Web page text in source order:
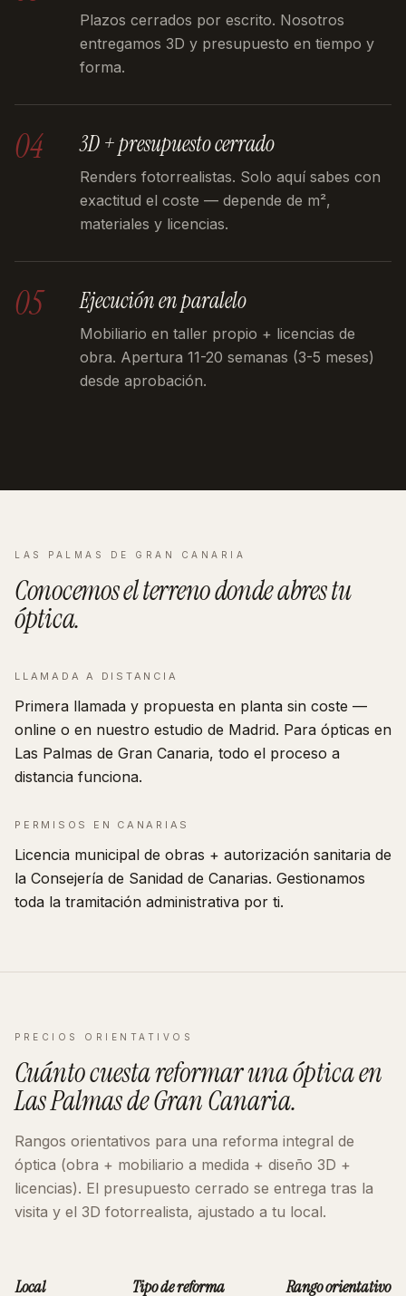
Plazos cerrados por escrito. Nosotros
entregamos 3D y presupuesto en tiempo y
forma.
04 3D + presupuesto cerrado
Renders fotorrealistas. Solo aquí sabes con
exactitud el coste — depende de m²,
materiales y licencias.
05 Ejecución en paralelo
Mobiliario en taller propio + licencias de
obra. Apertura 11-20 semanas (3-5 meses)
desde aprobación.
LAS PALMAS DE GRAN CANARIA
Conocemos el terreno donde abres tu
óptica.
LLAMADA A DISTANCIA
Primera llamada y propuesta en planta sin coste —
online o en nuestro estudio de Madrid. Para ópticas en
Las Palmas de Gran Canaria, todo el proceso a
distancia funciona.
PERMISOS EN CANARIAS
Licencia municipal de obras + autorización sanitaria de
la Consejería de Sanidad de Canarias. Gestionamos
toda la tramitación administrativa por ti.
PRECIOS ORIENTATIVOS
Cuánto cuesta reformaruna ópticaen
Las Palmas de Gran Canaria.
Rangos orientativos para una reforma integral de
óptica (obra + mobiliario a medida + diseño 3D +
licencias). El presupuesto cerrado se entrega tras la
visita y el 3D fotorrealista, ajustado a tu local.
Local Tipo de reforma Rango orientativo